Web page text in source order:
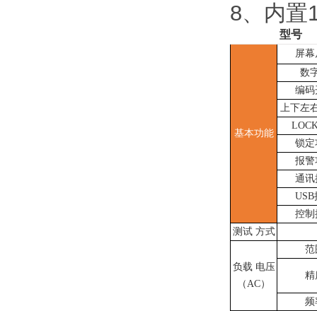
8、内置
型号
基本功能
屏幕
数
编码
上下左
锁定
报警
通讯
USB
控制
测试 方式
负载 电压
（AC）
范
精
频